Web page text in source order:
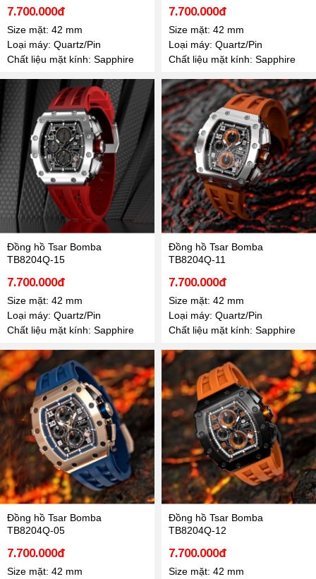
7.700.000đ
Size mặt: 42 mm
Loại máy: Quartz/Pin
Chất liệu mặt kính: Sapphire
7.700.000đ
Size mặt: 42 mm
Loại máy: Quartz/Pin
Chất liệu mặt kính: Sapphire
Đồng hồ Tsar Bomba
TB8204Q-15
7.700.000đ
Size mặt: 42 mm
Loại máy: Quartz/Pin
Chất liệu mặt kính: Sapphire
Đồng hồ Tsar Bomba
TB8204Q-11
7.700.000đ
Size mặt: 42 mm
Loại máy: Quartz/Pin
Chất liệu mặt kính: Sapphire
Đồng hồ Tsar Bomba
TB8204Q-05
7.700.000đ
Size mặt: 42 mm
Đồng hồ Tsar Bomba
TB8204Q-12
7.700.000đ
Size mặt: 42 mm